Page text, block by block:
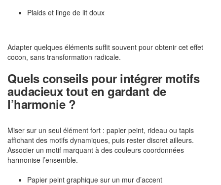
Plaids et linge de lit doux
Adapter quelques éléments suffit souvent pour obtenir cet effet
cocon, sans transformation radicale.
Quels conseils pour intégrer motifs
audacieux tout en gardant de
l’harmonie ?
Miser sur un seul élément fort : papier peint, rideau ou tapis
affichant des motifs dynamiques, puis rester discret ailleurs.
Associer un motif marquant à des couleurs coordonnées
harmonise l’ensemble.
Papier peint graphique sur un mur d’accent